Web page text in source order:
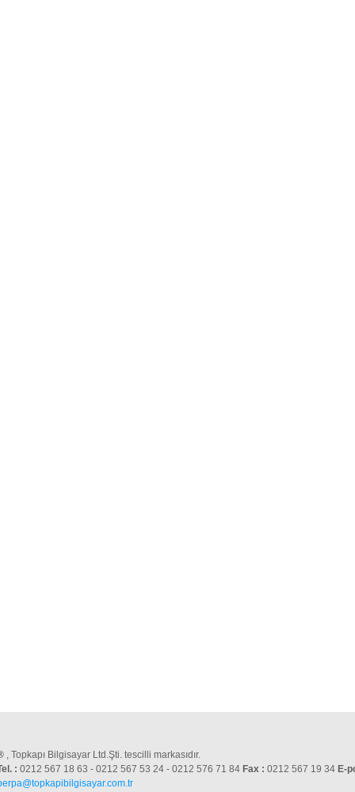
, Topkapı Bilgisayar Ltd.Şti. tescilli markasıdır.
: 0212 567 18 63 - 0212 567 53 24 - 0212 576 71 84 Fax : 0212 567 19 34 E-